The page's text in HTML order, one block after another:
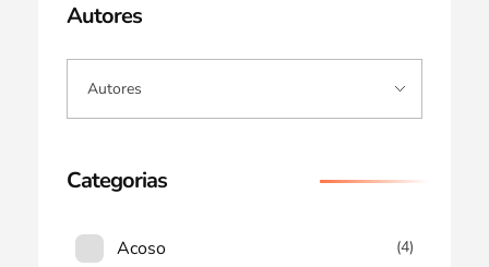
Autores
Categorias
Acoso (4)